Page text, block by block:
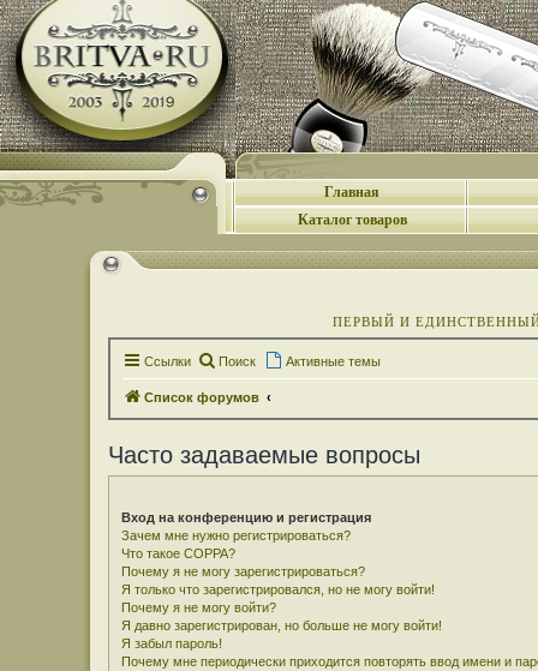
Главная
Каталог товаров
ПЕРВЫЙ И
Ссылки Поиск Активные темы
Список форумов
Часто задаваемые вопросы
Вход на конференцию и регистрация
Зачем мне нужно регистрироваться?
Что такое COPPA?
Почему я не могу зарегистрироваться?
Я только что зарегистрировался, но не могу войти!
Почему я не могу войти?
Я давно зарегистрирован, но больше не могу войти!
Я забыл пароль!
Почему мне периодически приходится повторять ввод имени и